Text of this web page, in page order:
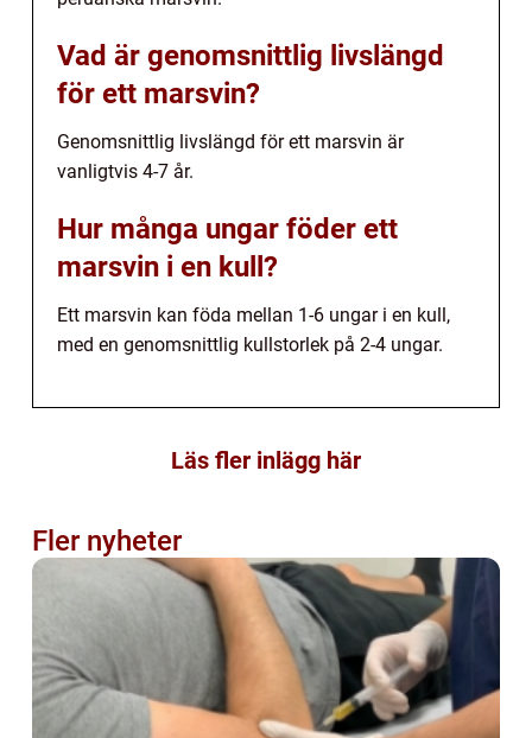
Vad är genomsnittlig livslängd
för ett marsvin?
Genomsnittlig livslängd för ett marsvin är
vanligtvis 4-7 år.
Hur många ungar föder ett
marsvin i en kull?
Ett marsvin kan föda mellan 1-6 ungar i en kull,
med en genomsnittlig kullstorlek på 2-4 ungar.
Läs fler inlägg här
Fler nyheter